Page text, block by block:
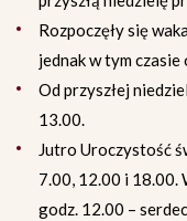
Rozpoczęły się
jednak w tym
Od przyszłej
13.00.
Jutro Uroczystość
7.00, 12.00 i 18.00.
godz. 12.00 –